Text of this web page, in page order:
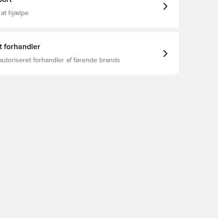
lynlåsstropper gør det nemmere at komme
alle forhold Mesh og huller giver øget
at hjælpe
forhandler
forhandler af førende brands